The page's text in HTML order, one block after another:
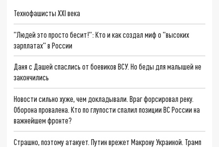
Технофашисты XXI века
"Людей это просто бесит!": Кто и как создал миф о "высоких
зарплатах" в России
Даня с Дашей спаслись от боевиков ВСУ. Но беды для малышей не
закончились
Новости сильно хуже, чем докладывали. Враг форсировал реку.
Оборона провалена. Кто по глупости спалил позиции ВС России на
важнейшем фронте?
Страшно, поэтому атакует. Путин врежет Макрону Украиной. Трамп